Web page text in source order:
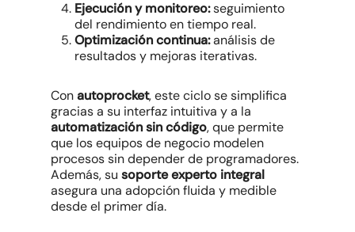
Ejecución y monitoreo:seguimiento
del rendimiento en tiempo real.
Optimización continua:análisis de
resultados y mejoras iterativas.
Conautoprocket, este ciclo se simplifica
gracias a su interfaz intuitiva y a la
automatización sin código, que permite
que los equipos de negocio modelen
procesos sin depender de programadores.
Además, susoporte experto integral
asegura una adopción fluida y medible
desde el primer día.